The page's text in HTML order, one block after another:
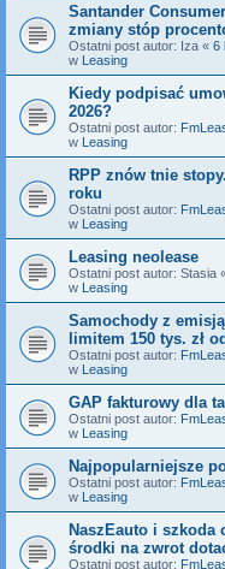
Santander
zmiany stóp
Ostatni post autor: Iza « 6
w Leasing
Kiedy podpisać
2026?
Ostatni post autor:
w Leasing
RPP znów tnie
roku
Ostatni post autor:
w Leasing
Leasing neolease
Ostatni post autor: Stasia
w Leasing
Samochody z
limitem 150 tys. zł
Ostatni post autor:
w Leasing
GAP fakturowy dla
Ostatni post autor:
w Leasing
Najpopularniejsze
Ostatni post autor:
w Leasing
NaszEauto i szkoda
środki na zwrot
Ostatni post autor: